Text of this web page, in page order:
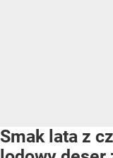
Smak lata z